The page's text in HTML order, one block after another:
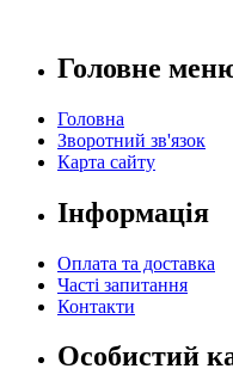
Головне
Головна
Зворотний зв'язок
Карта сайту
Інформація
Оплата та доставка
Часті запитання
Контакти
Особистий